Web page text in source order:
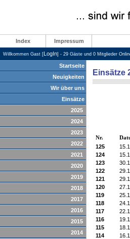
Index Impressum
Willkommen Gast [LogIn] - 29 Gäste und 0 Mitglieder
Startseite
Neuigkeiten
Wir über uns
Einsätze
2025
2024
2023
2022
2021
2020
2019
2018
2017
2016
2015
2014
Einsätze
Nr.
125
124
123
122
121
120
119
118
117
116
115
114